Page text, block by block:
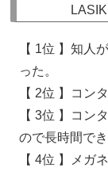
【 1位 】知人
った。
【 2位 】コン
【 3位 】コン
ので長時間でき
【 4位 】メガ